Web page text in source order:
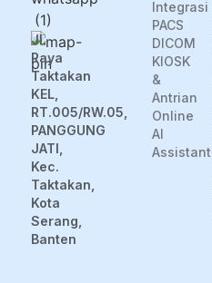
Jl.
Raya
Taktakan
KEL,
RT.005/RW.05,
PANGGUNG
JATI,
Kec.
Taktakan,
Kota
Serang,
Banten
Integrasi
PACS
DICOM
KIOSK
&
Antrian
Online
AI
Assistant